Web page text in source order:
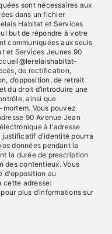
sont nécessaires aux
dans un fichier
Habitat et Services
but de répondre à votre
communiquées aux seuls
et Services Jeunes 90
de rectification,
d’opposition, de retrait
du droit d’introduire une
ainsi que
mortem. Vous pouvez
90 Avenue Jean
à l'adresse
d'identité pourra
données pendant la
la durée de prescription
des contentieux. Vous
d'opposition au
cette adresse:
plus d’informations sur